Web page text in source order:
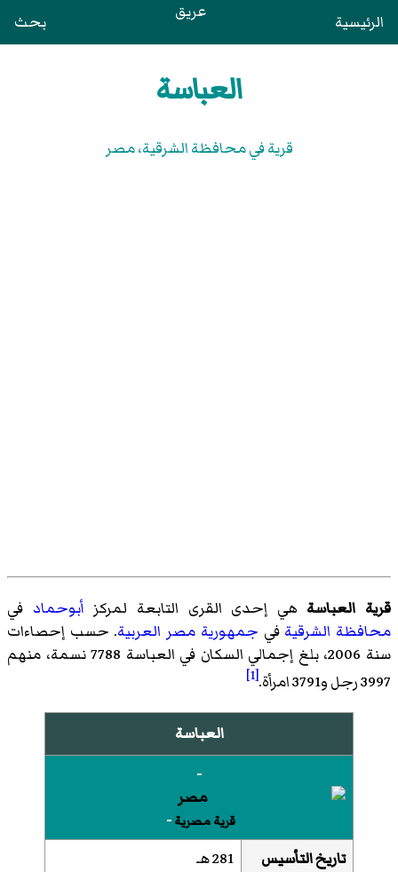
الرئيسية عريق بحث
العباسة
قرية في محافظة الشرقية‏، مصر
قرية العباسة هي إحدى القرى التابعة لمركز أبوحماد في
محافظة الشرقية في جمهورية مصر العربية. حسب إحصاءات
سنة 2006، بلغ إجمالي السكان في العباسة 7788 نسمة، منهم
3997 رجل و3791 امرأة.
[1]
العباسة
-
قرية مصرية-
تاريخ التأسيس
281 هـ